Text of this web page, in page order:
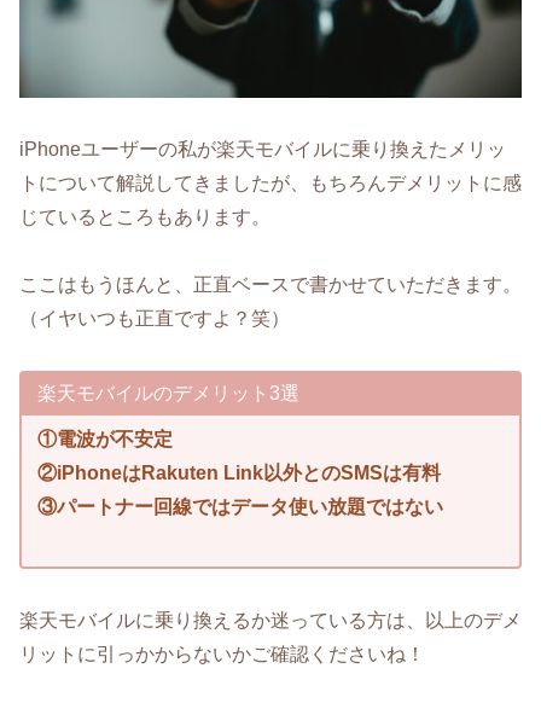
iPhoneユーザーの私が楽天モバイルに乗り換えたメリッ
トについて解説してきましたが、もちろんデメリットに感
じているところもあります。
ここはもうほんと、正直ベースで書かせていただきます。
（イヤいつも正直ですよ？笑）
楽天モバイルのデメリット3選
①電波が不安定
②iPhoneはRakuten Link以外とのSMSは有料
③パートナー回線ではデータ使い放題ではない
楽天モバイルに乗り換えるか迷っている方は、以上のデメ
リットに引っかからないかご確認くださいね！